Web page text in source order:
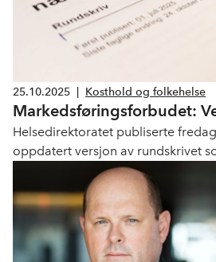
25.10.2025 Kosthold og folkehelse
Markedsføringsforbudet:
Helsedirektoratet publiserte
oppdatert versjon av rundskrivet
bedrifter i forbudet mot
drikke.